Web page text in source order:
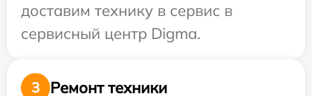
доставим технику в сервис в
сервисный центр Digma.
3
Ремонт техники